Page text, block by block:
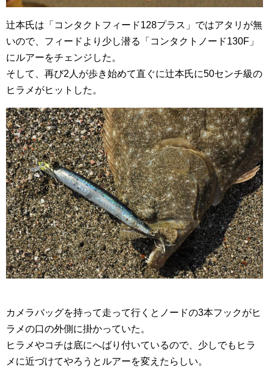
辻本氏は「コンタクトフィード128プラス」ではアタリが無
いので、フィードより少し潜る「コンタクトノード130F」
にルアーをチェンジした。
そして、再び2人が歩き始めて直ぐに辻本氏に50センチ級の
ヒラメがヒットした。
カメラバッグを持って走って行くとノードの3本フックがヒ
ラメの口の外側に掛かっていた。
ヒラメやコチは底にへばり付いているので、少しでもヒラ
メに近づけてやろうとルアーを変えたらしい。